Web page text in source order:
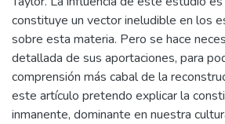
constituye un vector ineludible en los
sobre esta materia. Pero se hace
detallada de sus aportaciones, para
comprensión más cabal de la
este artículo pretendo explicar la
inmanente, dominante en nuestra